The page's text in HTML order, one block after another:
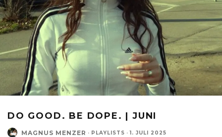
DO GOOD. BE DOPE. | JUNI
MAGNUS MENZER · PLAYLISTS · 1. JULI 2025